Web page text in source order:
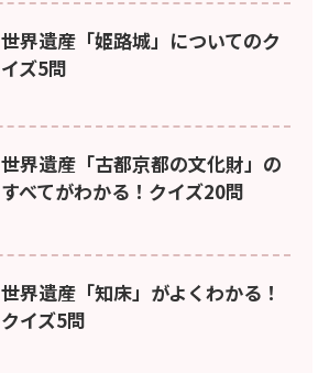
世界遺産「姫路城」についてのク
イズ5問
世界遺産「古都京都の文化財」の
すべてがわかる！クイズ20問
世界遺産「知床」がよくわかる！
クイズ5問